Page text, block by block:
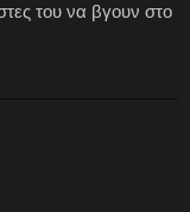
του να βγουν στο